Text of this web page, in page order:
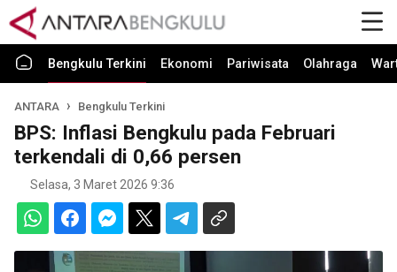
Bengkulu Terkini Ekonomi Pariwisata Olahraga
ANTARA Bengkulu Terkini
BPS: Inflasi Bengkulu pada Februari
terkendali di 0,66 persen
Selasa, 3 Maret 2026 9:36